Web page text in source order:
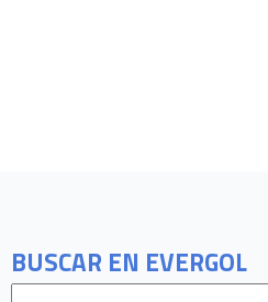
BUSCAR EN EVERGOL